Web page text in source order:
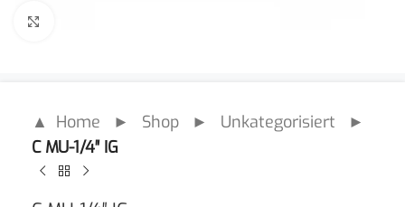
▲ Home ► Shop ► Unkategorisiert ►
C MU-1/4″ IG